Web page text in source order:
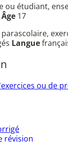
ou étudiant,
Âge 17
Langue
ou de
révision